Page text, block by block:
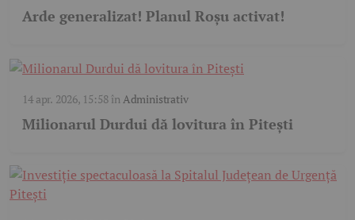
Arde generalizat! Planul Roșu activat!
14 apr. 2026, 15:58înAdministrativ
Milionarul Durdui dă lovitura în Pitești